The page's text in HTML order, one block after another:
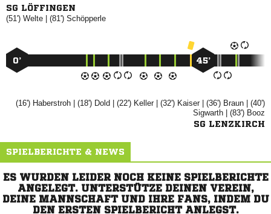
SG LÖFFINGEN
(51')  | (81') 
0’ 45’
(16')  | (18')  | (22') | (32') | (36')  | (40')
 | (83') 
SG LENZKIRCH
SPIELBERICHTE & NEWS
ES WURDEN LEIDER NOCH KEINE SPIELBERICHTE
ANGELEGT. UNTERSTÜTZE DEINEN VEREIN,
DEINE MANNSCHAFT UND IHRE FANS, INDEM DU
DEN ERSTEN SPIELBERICHT ANLEGST.